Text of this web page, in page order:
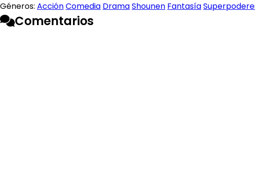
Géneros: AcciónComedia DramaShounen Fantasía
Comentarios